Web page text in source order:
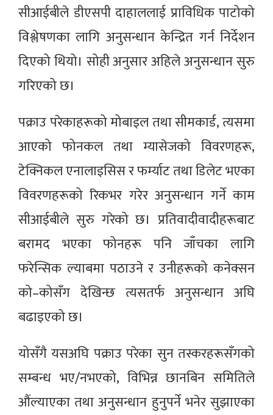
सीआईबीले डीएसपी दाहाललाई प्राविधिक पाटोको
विश्लेषणका लागि अनुसन्धान केन्द्रित गर्न निर्देशन
दिएको थियो। सोही अनुसार अहिले अनुसन्धान सुरु
गरिएको छ।
पक्राउ परेकाहरूको मोबाइल तथा सीमकार्ड, त्यसमा
आएको फोनकल तथा म्यासेजको विवरणहरू,
टेक्निकल एनालाइसिस र फर्म्याट तथा डिलेट भएका
विवरणहरूको रिकभर गरेर अनुसन्धान गर्ने काम
सीआईबीले सुरु गरेको छ। प्रतिवादीवादीहरूबाट
बरामद भएका फोनहरू पनि जाँचका लागि
फरेन्सिक ल्याबमा पठाउने र उनीहरूको कनेक्सन
को–कोसँग देखिन्छ त्यसतर्फ अनुसन्धान अघि
बढाइएको छ।
योसँगै यसअघि पक्राउ परेका सुन तस्करहरूसँगको
सम्बन्ध भए/नभएको, विभिन्न छानबिन समितिले
औंल्याएका तथा अनुसन्धान हुनुपर्ने भनेर सुझाएका